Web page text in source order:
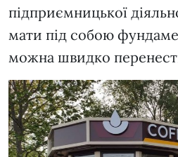
підприємницької
мати під собою
можна швидко